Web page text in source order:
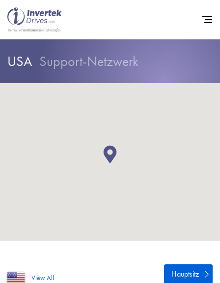
USA Support-Netzwerk
View All Hauptsitz
Startseite
Frequenzumrichter
Sitemap
Einloggen